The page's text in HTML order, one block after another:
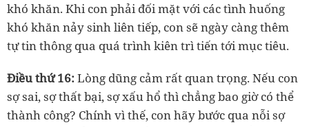
khó khăn. Khi con phải đối mặt với các tình huống
khó khăn nảy sinh liên tiếp, con sẽ ngày càng thêm
tự tin thông qua quá trình kiên trì tiến tới mục tiêu.
Điều thứ 16:Lòng dũng cảm rất quan trọng. Nếu con
sợ sai, sợ thất bại, sợ xấu hổ thì chẳng bao giờ có thể
thành công? Chính vì thế, con hãy bước qua nỗi sợ